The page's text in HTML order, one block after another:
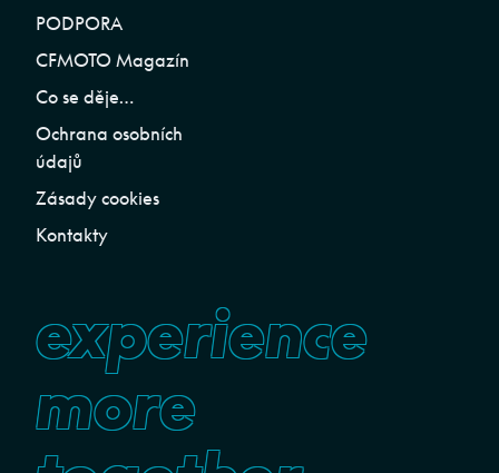
PODPORA
CFMOTO Magazín
Co se děje…
Ochrana osobních
údajů
Zásady cookies
Kontakty
experience
more